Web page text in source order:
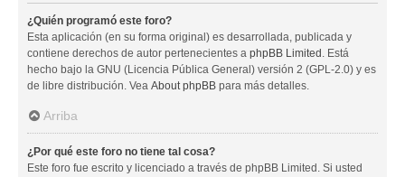
¿Quién programó este foro?
Esta aplicación (en su forma original) es desarrollada, publicada y
contiene derechos de autor pertenecientes a phpBB Limited . Está
hecho bajo la GNU (Licencia Pública General) versión 2 (GPL-2.0) y es
de libre distribución. Vea About phpBB para más detalles.
Arriba
¿Por qué este foro no tiene tal cosa?
Este foro fue escrito y licenciado a través de phpBB Limited. Si usted